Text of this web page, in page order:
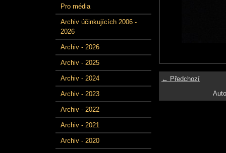
Pro média
Archiv účinkujících 2006 -
2026
Archiv - 2026
Archiv - 2025
Archiv - 2024
Archiv - 2023
Archiv - 2022
Archiv - 2021
Archiv - 2020
← Předchozí